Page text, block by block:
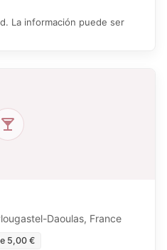
La información puede ser
Daoulas, France
5,00 €